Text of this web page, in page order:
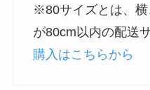
※80サイズとは、
が80cm以内の配送
購入はこちらから